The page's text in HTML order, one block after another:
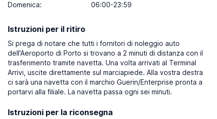
Domenica: 06:00-23:59
Istruzioni per il ritiro
Si prega di notare che tutti i fornitori di noleggio auto
dell'Aeroporto di Porto si trovano a 2 minuti di distanza con il
trasferimento tramite navetta. Una volta arrivati al Terminal
Arrivi, uscite direttamente sul marciapiede. Alla vostra destra
ci sarà una navetta con il marchio Guerin/Enterprise pronta a
portarvi alla filiale. La navetta passa ogni sei minuti.
Istruzioni per la riconsegna